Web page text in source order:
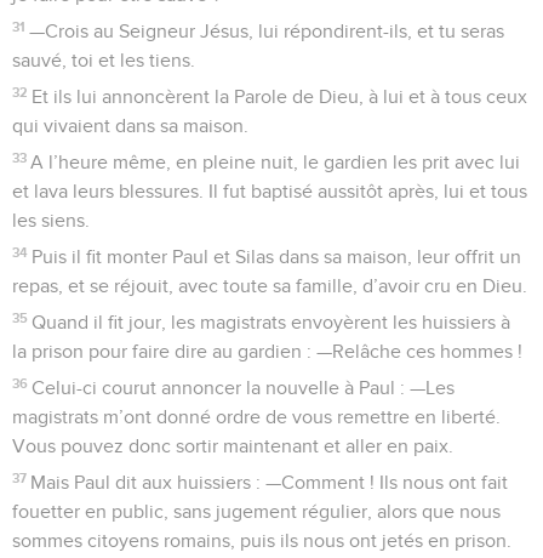
31 —Crois au Seigneur Jésus, lui répondirent-ils, et tu seras
sauvé, toi et les tiens.
32 Et ils lui annoncèrent la Parole de Dieu, à lui et à tous ceux
qui vivaient dans sa maison.
33 A l’heure même, en pleine nuit, le gardien les prit avec lui
et lava leurs blessures. Il fut baptisé aussitôt après, lui et tous
les siens.
34 Puis il fit monter Paul et Silas dans sa maison, leur offrit un
repas, et se réjouit, avec toute sa famille, d’avoir cru en Dieu.
35 Quand il fit jour, les magistrats envoyèrent les huissiers à
la prison pour faire dire au gardien : —Relâche ces hommes !
36 Celui-ci courut annoncer la nouvelle à Paul : —Les
magistrats m’ont donné ordre de vous remettre en liberté.
Vous pouvez donc sortir maintenant et aller en paix.
37 Mais Paul dit aux huissiers : —Comment ! Ils nous ont fait
fouetter en public, sans jugement régulier, alors que nous
sommes citoyens romains, puis ils nous ont jetés en prison.